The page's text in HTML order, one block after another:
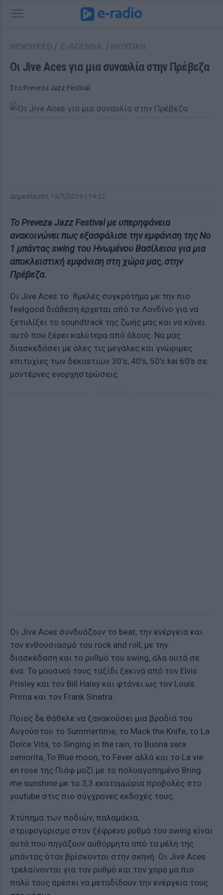
Οι Jive Aces για μια συναυλία στην Πρέβεζα
Στο Preveza Jazz Festival
Δημοσίευση 15/7/2019 | 14:52
Το Preveza Jazz Festival με υπερηφάνεια
ανακοινώνει πως εξασφάλισε την εμφάνιση της Νο
1 μπάντας swing του Ηνωμένου Βασίλειου για μια
αποκλειστική εμφάνιση στη χώρα μας, στην
Πρέβεζα.
Οι Jive Aces το 8μελές συγκρότημα με την πιο
feelgood διάθεση έρχεται από το Λονδίνο για να
ξετυλίξει το soundtrack της ζωής μας και να κάνει
αυτό που ξέρει καλύτερα από όλους. Να μας
διασκεδάσει με όλες τις μεγάλες και γνώριμες
επιτυχίες των δεκαετιών 30’s, 40’s, 50’s kai 60’s σε
μοντέρνες ενορχηστρώσεις.
Οι Jive Aces συνδυάζουν το beat, την ενέργεια και
τον ενθουσιασμό του rock and roll, με την
διασκέδαση και το ρυθμό του swing, όλα αυτά σε
ένα. Το μουσικό τους ταξίδι ξεκινά από τον Elvis
Prisley και τον Bill Haley και φτάνει ως τον Louis
Prima και τον Frank Sinatra.
Ποιος δε θάθελε να ξανακούσει μια βραδιά του
Αυγούστου το Summertime, το Μack the Knife, το La
Dolce Vita, το Singing in the rain, το Buona sera
seniorita, Το Blue moon, το Fever αλλά και το La vie
en rose της Πιάφ μαζί με το πολυαγαπημένο Bring
me sunshine με τα 3,3 εκατομμύρια προβολές στο
youtube στις πιο σύγχρονες εκδοχές τους.
Χτύπημα των ποδιών, παλαμάκια,
στριφογύρισμα στον ξέφρενο ρυθμό του swing είναι
αυτά που πηγάζουν αυθόρμητα από τα μέλη της
μπάντας όταν βρίσκονται στην σκηνή. Οι Jive Aces
τρελαίνονται για τον ρυθμό και τον χορό μα πιο
πολύ τους αρέσει να μεταδίδουν την ενέργεια τους